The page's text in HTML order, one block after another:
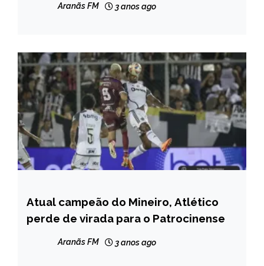
Aranãs FM 3 anos ago
ESPORTES
Atual campeão do Mineiro, Atlético
perde de virada para o Patrocinense
Aranãs FM 3 anos ago